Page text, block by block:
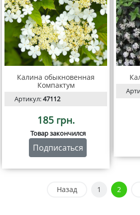
Калина обыкновенная
Компактум
Артикул:47112
185 грн.
Товар закончился
Подписаться
Назад 1 2